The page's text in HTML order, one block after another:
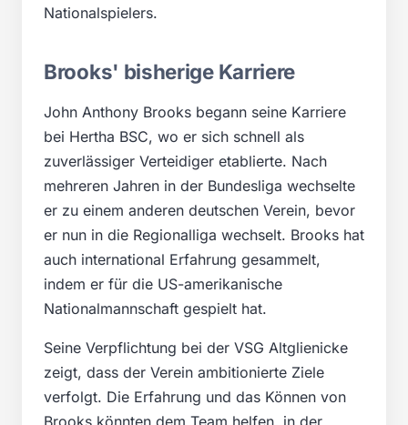
Nationalspielers.
Brooks' bisherige Karriere
John Anthony Brooks begann seine Karriere
bei Hertha BSC, wo er sich schnell als
zuverlässiger Verteidiger etablierte. Nach
mehreren Jahren in der Bundesliga wechselte
er zu einem anderen deutschen Verein, bevor
er nun in die Regionalliga wechselt. Brooks hat
auch international Erfahrung gesammelt,
indem er für die US-amerikanische
Nationalmannschaft gespielt hat.
Seine Verpflichtung bei der VSG Altglienicke
zeigt, dass der Verein ambitionierte Ziele
verfolgt. Die Erfahrung und das Können von
Brooks könnten dem Team helfen, in der